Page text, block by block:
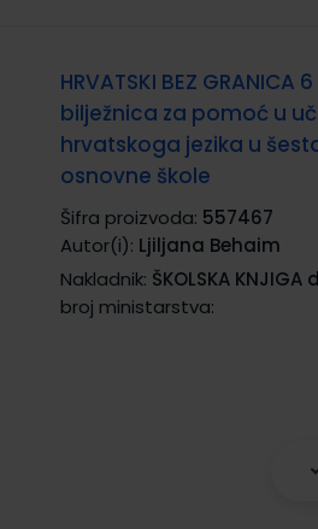
HRVATSKI BEZ GRANICA
bilježnica za pomoć u
hrvatskoga jezika u
osnovne škole
Šifra proizvoda: 557467
Autor(i): Ljiljana Behaim
Nakladnik: ŠKOLSKA KNJIGA
broj ministarstva: